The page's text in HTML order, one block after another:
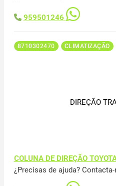
959501246
8710302470 CLIMATIZAÇÃO
DIREÇÃO
COLUNA DE DIREÇÃO
¿Precisas de ajuda?